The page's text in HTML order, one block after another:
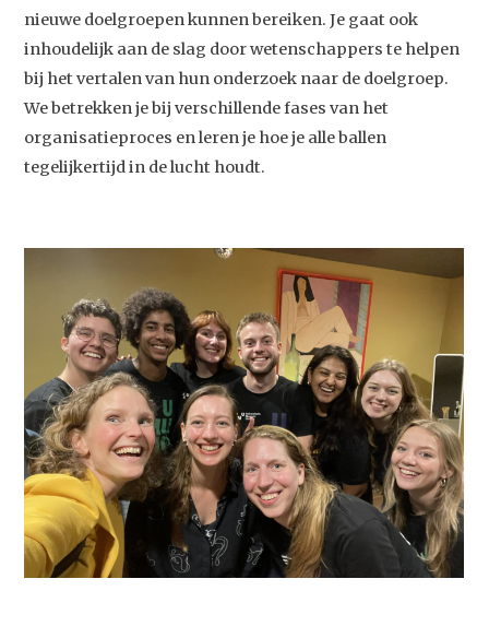
Home
Agenda
Video
Podcast
Artikelen
Contact
nieuwe doelgroepen kunnen bereiken. Je gaat ook
inhoudelijk aan de slag door wetenschappers te helpen
bij het vertalen van hun onderzoek naar de doelgroep.
We betrekken je bij verschillende fases van het
organisatieproces en leren je hoe je alle ballen
tegelijkertijd in de lucht houdt.